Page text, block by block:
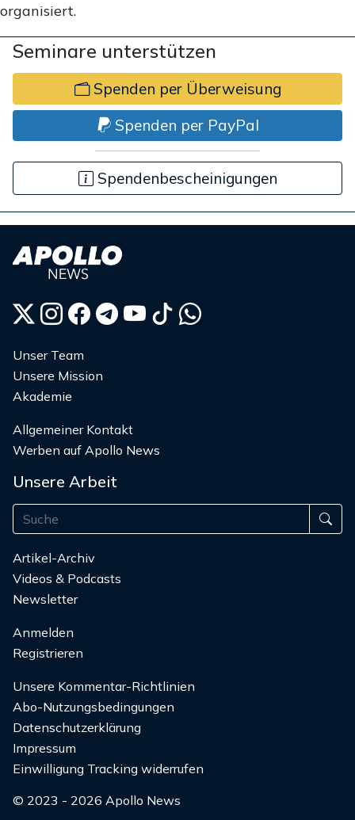
organisiert.
Seminare unterstützen
Spenden per Überweisung
Spenden per PayPal
Spendenbescheinigungen
Unser Team
Unsere Mission
Akademie
Allgemeiner Kontakt
Werben auf Apollo News
Unsere Arbeit
Artikel-Archiv
Videos & Podcasts
Newsletter
Anmelden
Registrieren
Unsere Kommentar-Richtlinien
Abo-Nutzungsbedingungen
Datenschutzerklärung
Impressum
Einwilligung Tracking widerrufen
© 2023 - 2026 Apollo News